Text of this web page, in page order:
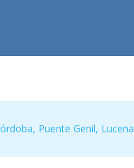
, Puente Genil, Lucena